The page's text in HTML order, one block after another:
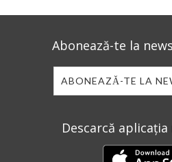
Abonează-te la
ABONEAZĂ-TE LA
Descarcă